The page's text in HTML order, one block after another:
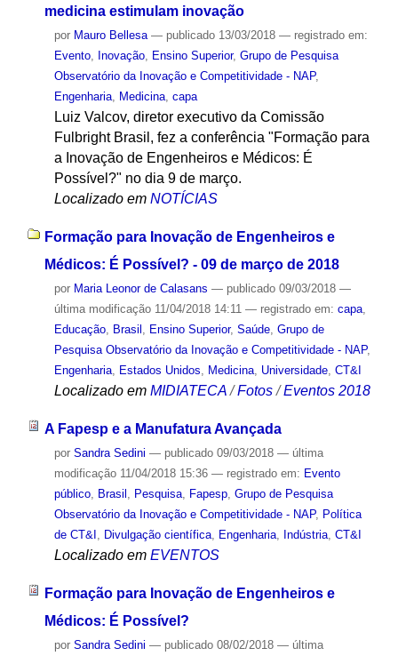
medicina estimulam inovação
por Mauro Bellesa — publicado13/03/2018 — registrado em:
Evento, Inovação, Ensino Superior, Grupo de Pesquisa
Observatório da Inovação e Competitividade - NAP,
Engenharia, Medicina, capa
Luiz Valcov, diretor executivo da Comissão
Fulbright Brasil, fez a conferência "Formação para
a Inovação de Engenheiros e Médicos: É
Possível?" no dia 9 de março.
Localizado em NOTÍCIAS
Formação para Inovação de Engenheiros e
Médicos: É Possível? - 09 de março de 2018
por Maria Leonor de Calasans — publicado09/03/2018 —
última modificação11/04/2018 14:11 — registrado em: capa,
Educação, Brasil , Ensino Superior, Saúde, Grupo de
Pesquisa Observatório da Inovação e Competitividade - NAP,
Engenharia, Estados Unidos, Medicina, Universidade, CT&I
Localizado em MIDIATECA /Fotos /Eventos 2018
A Fapesp e a Manufatura Avançada
por Sandra Sedini — publicado09/03/2018 — última
modificação11/04/2018 15:36 — registrado em: Evento
público, Brasil Pesquisa, Fapesp, Grupo de Pesquisa
Observatório da Inovação e Competitividade - NAP, Política
de CT&I
Divulgação científica, Engenharia, Indústria, CT&I
Localizado em EVENTOS
Formação para Inovação de Engenheiros e
Médicos: É Possível?
por Sandra Sedini — publicado08/02/2018 — última